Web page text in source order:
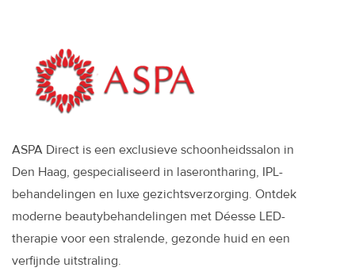
ASPA Direct is een exclusieve schoonheidssalon in
Den Haag, gespecialiseerd in laserontharing, IPL-
behandelingen en luxe gezichtsverzorging. Ontdek
moderne beautybehandelingen met Déesse LED-
therapie voor een stralende, gezonde huid en een
verfijnde uitstraling.